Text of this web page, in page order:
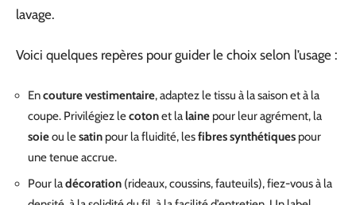
lavage.
Voici quelques repères pour guider le choix selon l’usage :
Encouture vestimentaire, adaptez le tissu à la saison et à la
coupe. Privilégiez lecotonet la laine pour leur agrément, la
soieou lesatin pour la fluidité, lesfibres synthétiques pour
une tenue accrue.
Pour ladécoration (rideaux, coussins, fauteuils), fiez-vous à la